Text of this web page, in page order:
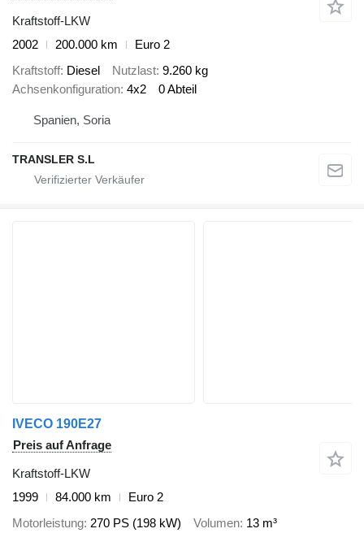
Kraftstoff-LKW
2002
200.000 km
Euro 2
Kraftstoff Diesel Nutzlast 9.260 kg
Achsenkonfiguration 4x2 0 Abteil
Spanien, Soria
TRANSLER S.L
IVECO 190E27
Preis auf Anfrage
Kraftstoff-LKW
1999
84.000 km
Euro 2
Motorleistung 270 PS (198 kW) Volumen 13 m³